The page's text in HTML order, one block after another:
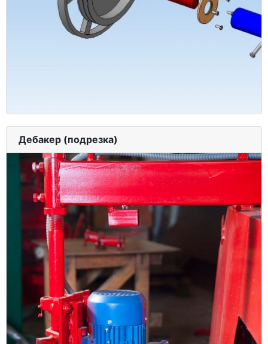
Дебакер (подрезка)